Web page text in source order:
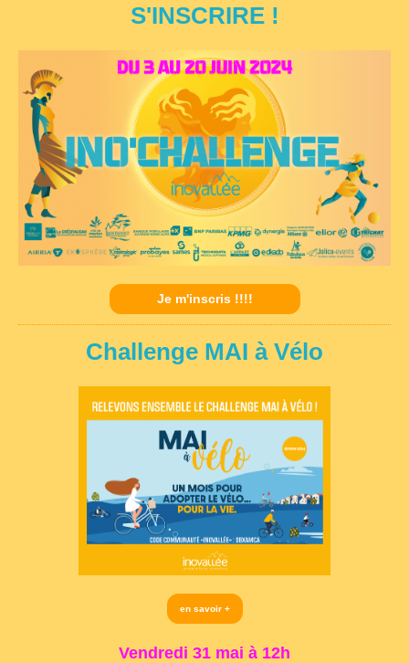
S'INSCRIRE !
Je m'inscris !!!!
Challenge MAI à Vélo
en savoir +
Vendredi 31 mai à 12h